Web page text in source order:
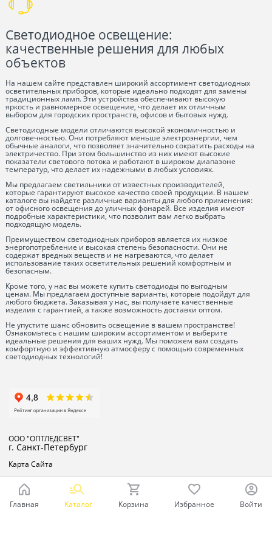
Светодиодное освещение:
качественные решения для любых
объектов
На нашем сайте представлен широкий ассортимент светодиодных
осветительных приборов, которые идеально подходят для замены
традиционных ламп. Эти устройства обеспечивают высокую
яркость и равномерное освещение, что делает их отличным
выбором для городских пространств, офисов и бытовых нужд.
Светодиодные модели отличаются высокой экономичностью и
долговечностью. Они потребляют меньше электроэнергии, чем
обычные аналоги, что позволяет значительно сократить расходы на
электричество. При этом большинство из них имеют высокие
показатели светового потока и работают в широком диапазоне
температур, что делает их надежными в любых условиях.
Мы предлагаем светильники от известных производителей,
которые гарантируют высокое качество своей продукции. В нашем
каталоге вы найдете различные варианты для любого применения:
от офисного освещения до уличных фонарей. Все изделия имеют
подробные характеристики, что позволит вам легко выбрать
подходящую модель.
Преимуществом светодиодных приборов является их низкое
энергопотребление и высокая степень безопасности. Они не
содержат вредных веществ и не нагреваются, что делает
использование таких осветительных решений комфортным и
безопасным.
Кроме того, у нас вы можете купить светодиоды по выгодным
ценам. Мы предлагаем доступные варианты, которые подойдут для
любого бюджета. Заказывая у нас, вы получаете качественные
изделия с гарантией, а также возможность доставки оптом.
Не упустите шанс обновить освещение в вашем пространстве!
Ознакомьтесь с нашим широким ассортиментом и выберите
идеальные решения для ваших нужд. Мы поможем вам создать
комфортную и эффективную атмосферу с помощью современных
светодиодных технологий!
ООО "ОПТЛЕДСВЕТ"
г. Санкт-Петербург
Карта Сайта
Главная Каталог Корзина Избранное Войти